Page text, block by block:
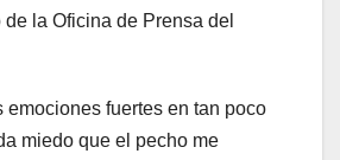
de la Oficina de Prensa del
emociones fuertes en tan poco
miedo que el pecho me